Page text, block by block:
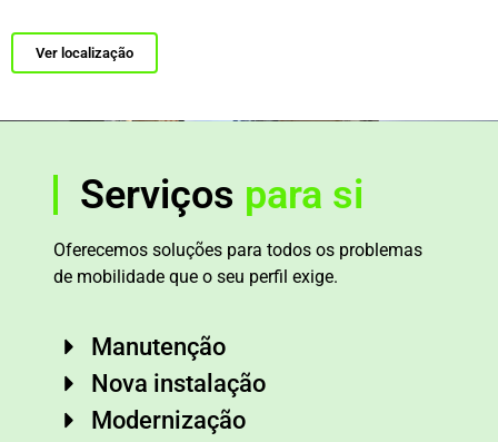
Ver localização
Serviços para si
Oferecemos soluções para todos os problemas
de mobilidade que o seu perfil exige.
Manutenção
Nova instalação
Modernização